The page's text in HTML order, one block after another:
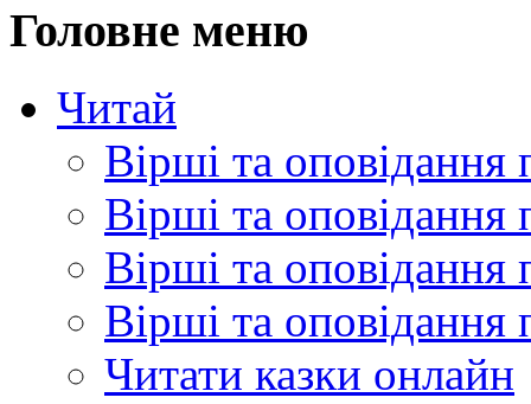
Головне меню
Читай
Вірші та оповідання
Вірші та оповідання
Вірші та оповідання
Вірші та оповідання
Читати казки онлайн